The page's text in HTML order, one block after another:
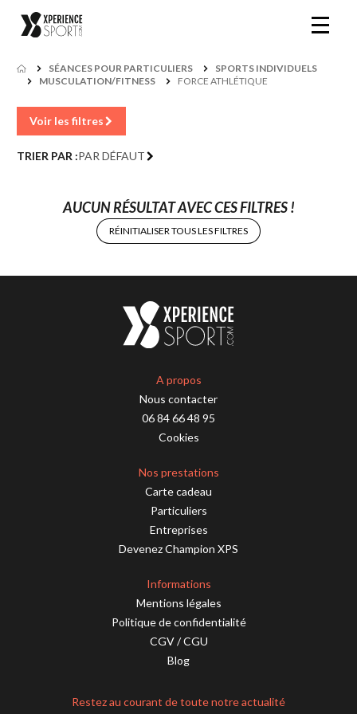
SÉANCES POUR PARTICULIERS
SPORTS INDIVIDUELS
MUSCULATION/FITNESS
FORCE ATHLÉTIQUE
Voir les filtres
TRIER PAR :PAR DÉFAUT
AUCUN RÉSULTAT AVEC CES FILTRES !
RÉINITIALISER TOUS LES FILTRES
A propos
Nous contacter
06 84 66 48 95
Cookies
Nos prestations
Carte cadeau
Particuliers
Entreprises
Devenez Champion XPS
Informations
Mentions légales
Politique de confidentialité
CGV/CGU
Blog
Restez au courant de toute notre actualité